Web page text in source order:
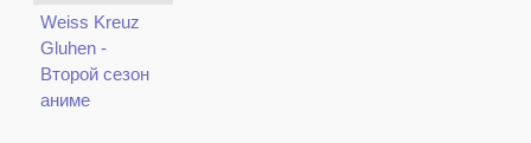
Weiss Kreuz
Gluhen -
Второй сезон
аниме